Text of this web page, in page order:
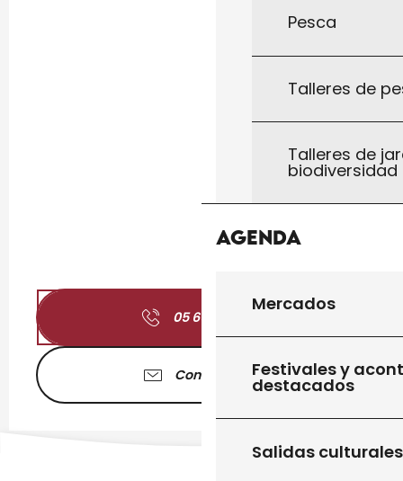
Pesca
Talleres de
Talleres de
biodiversidad
Agenda
Mercados
Festivales y
destacados
Salidas culturales
05 65 41 51
Contáctenos